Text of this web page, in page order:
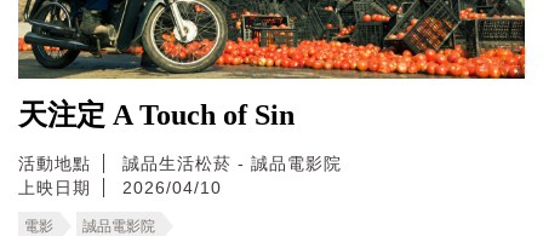
天注定 A Touch of Sin
活動地點
誠品生活松菸 - 誠品電影院
上映日期
2026/04/10
電影 誠品電影院